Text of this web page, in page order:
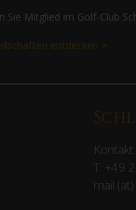
Sie Mitglied im Golf-Club
entdecken >
Kontakt:
T: +49
mail